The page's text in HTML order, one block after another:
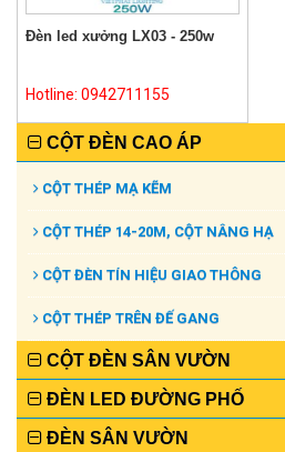
Đèn led xưởng LX03 - 250w
Hotline: 0942711155
CỘT ĐÈN CAO ÁP
CỘT THÉP MẠ KẼM
CỘT THÉP 14-20M, CỘT NÂNG HẠ
CỘT ĐÈN TÍN HIỆU GIAO THÔNG
CỘT THÉP TRÊN ĐẾ GANG
CỘT ĐÈN SÂN VƯỜN
ĐÈN LED ĐƯỜNG PHỐ
ĐÈN SÂN VƯỜN